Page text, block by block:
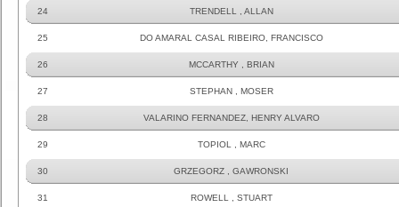
24 TRENDELL , ALLAN
25 DO AMARAL CASAL RIBEIRO, FRANCISCO
26 MCCARTHY , BRIAN
27 STEPHAN , MOSER
28 VALARINO FERNANDEZ, HENRY ALVARO
29 TOPIOL , MARC
30 GRZEGORZ , GAWRONSKI
31 ROWELL , STUART